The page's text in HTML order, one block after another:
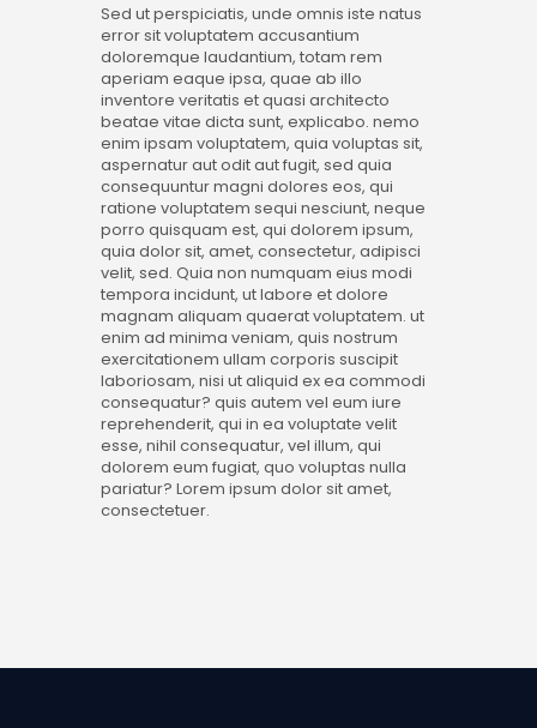
Sed ut perspiciatis, unde omnis iste natus
error sit voluptatem accusantium
doloremque laudantium, totam rem
aperiam eaque ipsa, quae ab illo
inventore veritatis et quasi architecto
beatae vitae dicta sunt, explicabo. nemo
enim ipsam voluptatem, quia voluptas sit,
aspernatur aut odit aut fugit, sed quia
consequuntur magni dolores eos, qui
ratione voluptatem sequi nesciunt, neque
porro quisquam est, qui dolorem ipsum,
quia dolor sit, amet, consectetur, adipisci
velit, sed. Quia non numquam eius modi
tempora incidunt, ut labore et dolore
magnam aliquam quaerat voluptatem. ut
enim ad minima veniam, quis nostrum
exercitationem ullam corporis suscipit
laboriosam, nisi ut aliquid ex ea commodi
consequatur? quis autem vel eum iure
reprehenderit, qui in ea voluptate velit
esse, nihil consequatur, vel illum, qui
dolorem eum fugiat, quo voluptas nulla
pariatur? Lorem ipsum dolor sit amet,
consectetuer.